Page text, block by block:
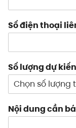
Số điện thoại
Số lượng dự
Nội dung cần